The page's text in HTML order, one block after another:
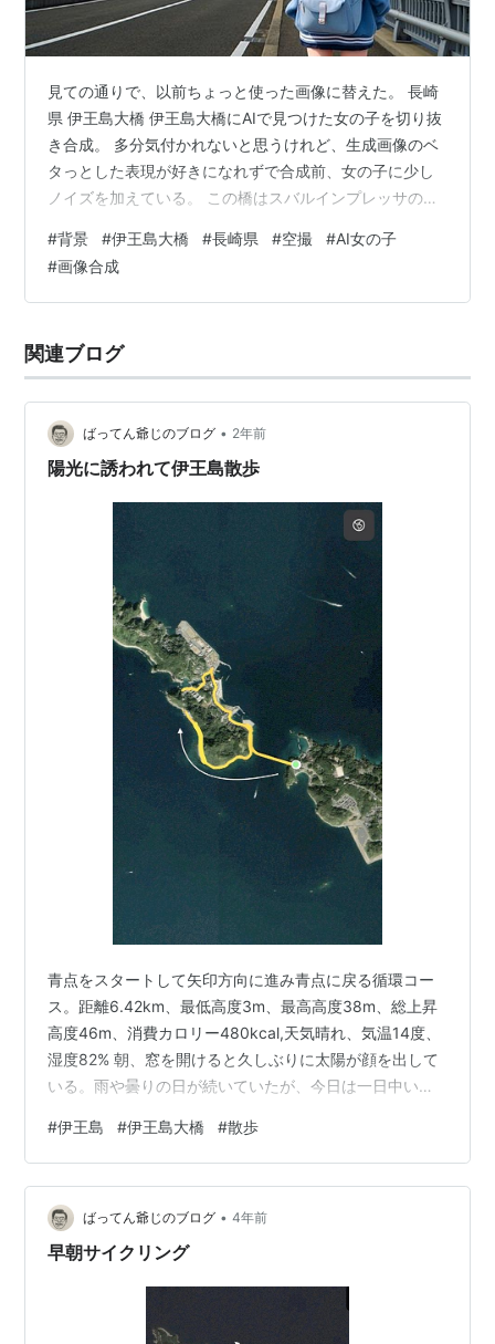
見ての通りで、以前ちょっと使った画像に替えた。 長崎
県 伊王島大橋 伊王島大橋にAIで見つけた女の子を切り抜
き合成。 多分気付かれないと思うけれど、生成画像のベ
タっとした表現が好きになれずで合成前、女の子に少し
ノイズを加えている。 この橋はスバルインプレッサの
ックフォトではNGになった画像。 ランキング参加中写
真・カメラ AdobeStock PIXTA にほんブログ村 にほんブ
ログ村
#背景 #伊王島大橋 #長崎県 #空撮 #AI女の子
#画像合成
関連ブログ
ばってん爺じのブログ • 2年前
陽光に誘われて伊王島散歩
青点をスタートして矢印方向に進み青点に戻る循環コー
ス。距離6.42km、最低高度3m、最高高度38m、総上昇
高度46m、消費カロリー480kcal,天気晴れ、気温14度、
湿度82% 朝、窓を開けると久しぶりに太陽が顔を出して
いる。雨や曇りの日が続いていたが、今日は一日中いい
が悪くなるようだ。今日は絶好の散歩日和である。今日
を散歩の日にすることを決めて、定番コースの伊王島へ
行く。 伊王島大橋の袂にある道路公園に車を止めて歩き
始める。そして、今日の散歩には、クラッシック名曲集
を聴きながら歩く。スタートしてすぐに、伊王島大橋の
#伊王島 #伊王島大橋 #散歩
ばってん爺じのブログ • 4年前
早朝サイクリング